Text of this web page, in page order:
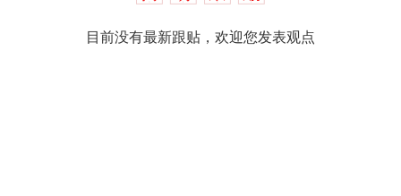
目前没有最新跟贴，欢迎您发表观点